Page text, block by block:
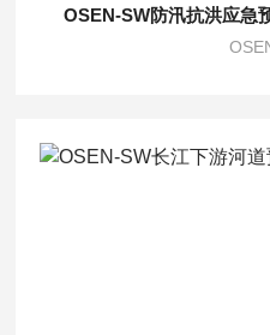
OSEN-SW防汛抗洪应急